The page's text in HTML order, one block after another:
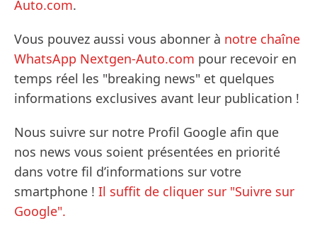
Auto.com.
Vous pouvez aussi vous abonner à notre chaîne
WhatsApp Nextgen-Auto.com pour recevoir en
temps réel les "breaking news" et quelques
informations exclusives avant leur publication !
Nous suivre sur notre Profil Google afin que
nos news vous soient présentées en priorité
dans votre fil d’informations sur votre
smartphone ! Il suffit de cliquer sur "Suivre sur
Google".